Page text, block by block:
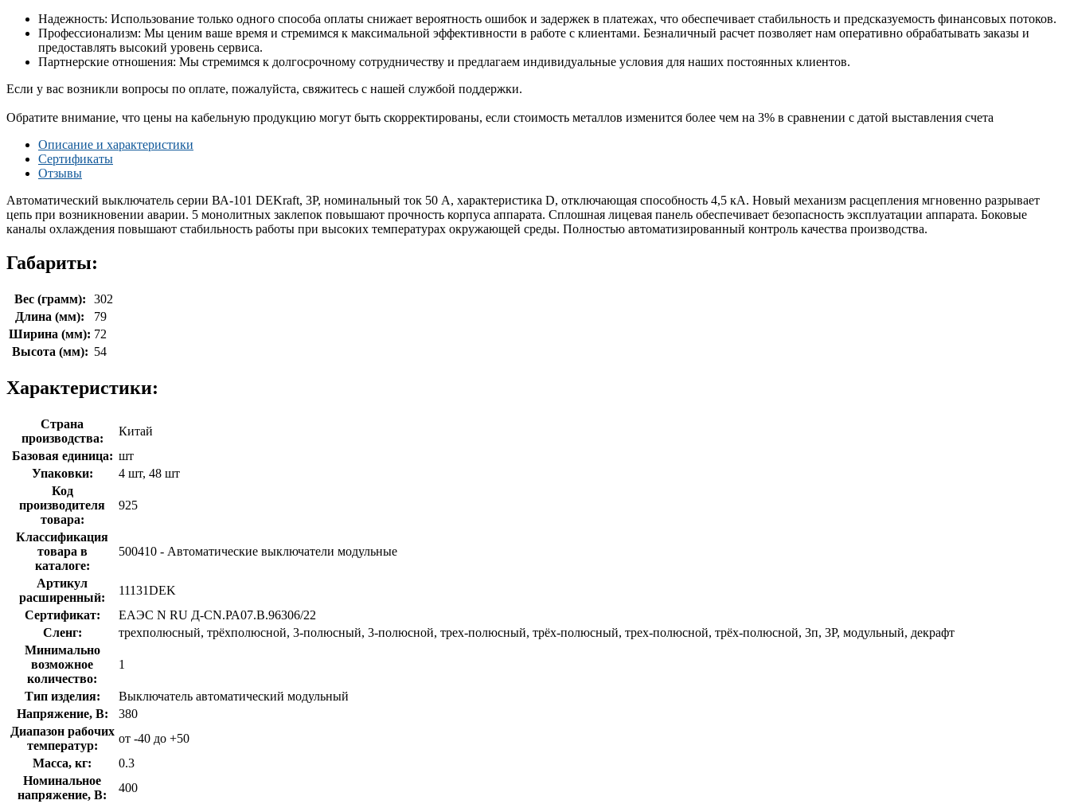
Надежность: Использование только одного способа оплаты снижает вероятность ошибок и задержек в платежах, что обеспечивает стабильность и предсказуемость финансовых потоков.
Профессионализм: Мы ценим ваше время и стремимся к максимальной эффективности в работе с клиентами. Безналичный расчет позволяет нам оперативно обрабатывать заказы и
предоставлять высокий уровень сервиса.
Партнерские отношения: Мы стремимся к долгосрочному сотрудничеству и предлагаем индивидуальные условия для наших постоянных клиентов.
Если у вас возникли вопросы по оплате, пожалуйста, свяжитесь с нашей службой поддержки.
Обратите внимание, что цены на кабельную продукцию могут быть скорректированы, если стоимость металлов изменится более чем на 3% в сравнении с датой выставления счета
Описание и характеристики
Сертификаты
Отзывы
Автоматический выключатель серии ВА-101 DEKraft, 3P, номинальный ток 50 А, характеристика D, отключающая способность 4,5 кА. Новый механизм расцепления мгновенно разрывает
цепь при возникновении аварии. 5 монолитных заклепок повышают прочность корпуса аппарата. Сплошная лицевая панель обеспечивает безопасность эксплуатации аппарата. Боковые
каналы охлаждения повышают стабильность работы при высоких температурах окружающей среды. Полностью автоматизированный контроль качества производства.
Габариты:
Вес (грамм):
302
Длина (мм):
79
Ширина (мм): 72
Высота (мм): 54
Характеристики:
Страна
производства:
Китай
Базовая единица: шт
Упаковки:
4 шт, 48 шт
Код
производителя
товара:
925
Классификация
товара в
каталоге:
500410 - Автоматические выключатели модульные
Артикул
расширенный:
11131DEK
Сертификат:
ЕАЭС N RU Д-CN.РА07.В.96306/22
Сленг:
трехполюсный, трёхполюсной, 3-полюсный, 3-полюсной, трех-полюсный, трёх-полюсный, трех-полюсной, трёх-полюсной, 3п, 3P, модульный, декрафт
Минимально
возможное
количество:
1
Тип изделия:
Выключатель автоматический модульный
Напряжение, В:
380
Диапазон рабочих
температур:
от -40 до +50
Масса, кг:
0.3
Номинальное
напряжение, В:
400